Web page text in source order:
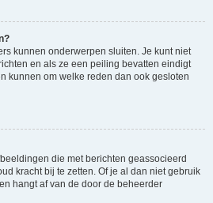
kunnen onderwerpen sluiten. Je kunt niet
en als ze een peiling bevatten eindigt
kunnen om welke reden dan ook gesloten
die met berichten geassocieerd
kracht bij te zetten. Of je al dan niet gebruik
hangt af van de door de beheerder